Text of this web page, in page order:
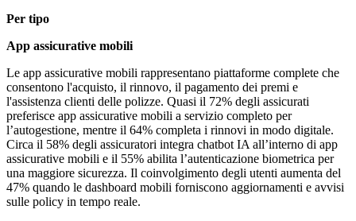
Per tipo
App assicurative mobili
Le app assicurative mobili rappresentano piattaforme complete che
consentono l'acquisto, il rinnovo, il pagamento dei premi e
l'assistenza clienti delle polizze. Quasi il 72% degli assicurati
preferisce app assicurative mobili a servizio completo per
l’autogestione, mentre il 64% completa i rinnovi in ​​modo digitale.
Circa il 58% degli assicuratori integra chatbot IA all’interno di app
assicurative mobili e il 55% abilita l’autenticazione biometrica per
una maggiore sicurezza. Il coinvolgimento degli utenti aumenta del
47% quando le dashboard mobili forniscono aggiornamenti e avvisi
sulle policy in tempo reale.